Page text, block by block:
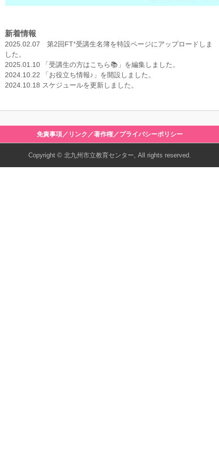
新着情報
2025.02.07 第2回FT⁺受講生名簿を特設ページにアップロードしま
した。
2025.01.10 「受講生の方はこちら📚」を編集しました。
2024.10.22 「お役立ち情報♪」を開設しました。
2024.10.18 スケジュールを更新しました。
免責事項／リンク／著作権／プライバシーポリシー
Copyright © 北九州市立教育センター, All rights reserved.